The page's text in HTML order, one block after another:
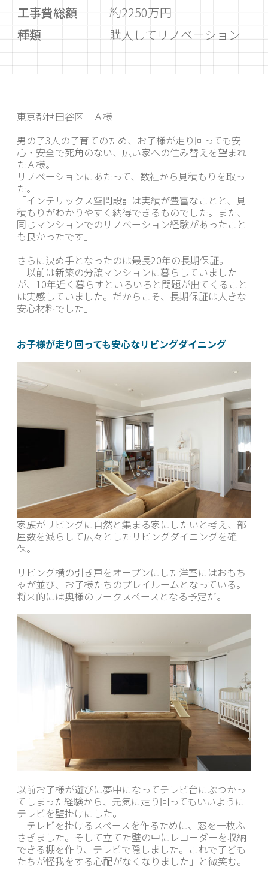
工事費総額
約2250万円
種類
購入してリノベーション
東京都世田谷区 Ａ様
男の子3人の子育てのため、お子様が走り回っても安
心・安全で死角のない、広い家への住み替えを望まれ
たＡ様。
リノベーションにあたって、数社から見積もりを取っ
た。
「インテリックス空間設計は実績が豊富なことと、見
積もりがわかりやすく納得できるものでした。また、
同じマンションでのリノベーション経験があったこと
も良かったです」
さらに決め手となったのは最長20年の長期保証。
「以前は新築の分譲マンションに暮らしていました
が、10年近く暮らすといろいろと問題が出てくること
は実感していました。だからこそ、長期保証は大きな
安心材料でした」
お子様が走り回っても安心なリビングダイニング
家族がリビングに自然と集まる家にしたいと考え、部
屋数を減らして広々としたリビングダイニングを確
保。
リビング横の引き戸をオープンにした洋室にはおもち
ゃが並び、お子様たちのプレイルームとなっている。
将来的には奥様のワークスペースとなる予定だ。
以前お子様が遊びに夢中になってテレビ台にぶつかっ
てしまった経験から、元気に走り回ってもいいように
テレビを壁掛けにした。
「テレビを掛けるスペースを作るために、窓を一枚ふ
さぎました。そして立てた壁の中にレコーダーを収納
できる棚を作り、テレビで隠しました。これで子ども
たちが怪我をする心配がなくなりました」と微笑む。